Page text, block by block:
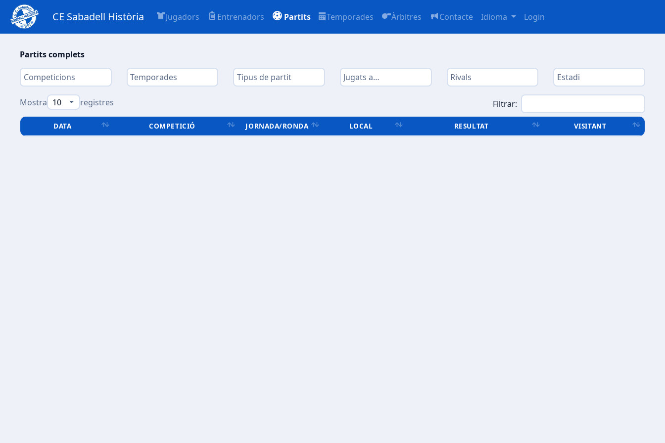
CE Sabadell Història Jugadors Entrenadors Partits Temporades Àrbitres Contacte Idioma Login
Partits complets
Mostra registres Filtrar:
DATA COMPETICIÓ JORNADA/RONDA LOCAL RESULTAT VISITANT